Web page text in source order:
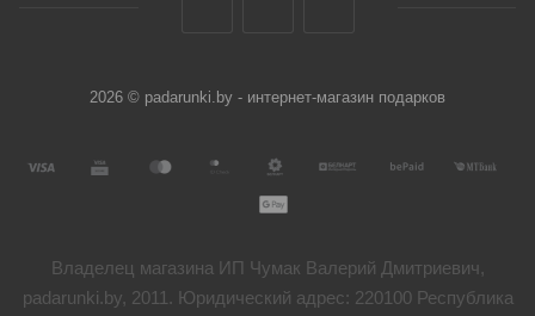
2026 © padarunki.by - интернет-магазин подарков
Владелец магазина ИП Чумак Валерий Дмитриевич,
padarunki.by, 2011. Юридический адрес: 220100 Республика